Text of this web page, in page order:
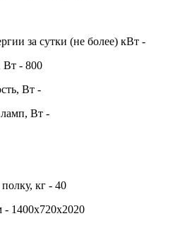
за сутки (не более) кВт -
Вт - 800
Вт -
Вт -
кг - 40
1400х720х2020